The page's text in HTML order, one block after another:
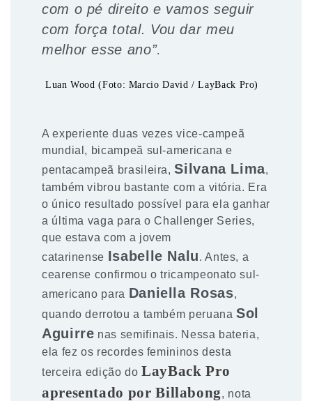
com o pé direito e vamos seguir
com força total. Vou dar meu
melhor esse ano”.
Luan Wood (Foto: Marcio David / LayBack Pro)
A experiente duas vezes vice-campeã
mundial, bicampeã sul-americana e
pentacampeã brasileira,Silvana Lima,
também vibrou bastante com a vitória. Era
o único resultado possível para ela ganhar
a última vaga para o Challenger Series,
que estava com a jovem
catarinense Isabelle Nalu. Antes, a
cearense confirmou o tricampeonato sul-
americano para Daniella Rosas,
quando derrotou a também peruanaSol
Aguirre nas semifinais. Nessa bateria,
ela fez os recordes femininos desta
terceira edição do LayBack Pro
apresentado por Billabong, nota